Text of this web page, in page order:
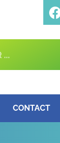
CONTACT